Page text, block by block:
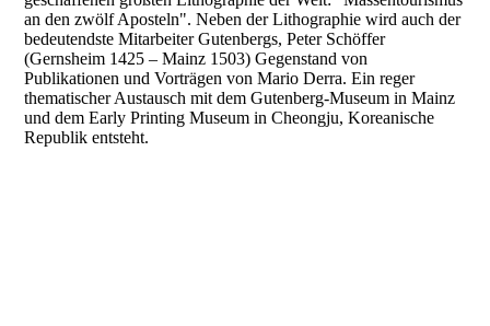
an den zwölf Aposteln". Neben der Lithographie wird auch der
bedeutendste Mitarbeiter Gutenbergs, Peter Schöffer
(Gernsheim 1425 – Mainz 1503) Gegenstand von
Publikationen und Vorträgen von Mario Derra. Ein reger
thematischer Austausch mit dem Gutenberg-Museum in Mainz
und dem Early Printing Museum in Cheongju, Koreanische
Republik entsteht.